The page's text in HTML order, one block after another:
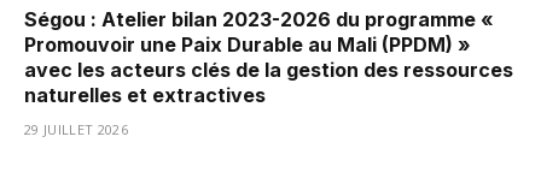
Ségou : Atelier bilan 2023-2026 du programme «
Promouvoir une Paix Durable au Mali (PPDM) »
avec les acteurs clés de la gestion des ressources
naturelles et extractives
29 JUILLET 2026